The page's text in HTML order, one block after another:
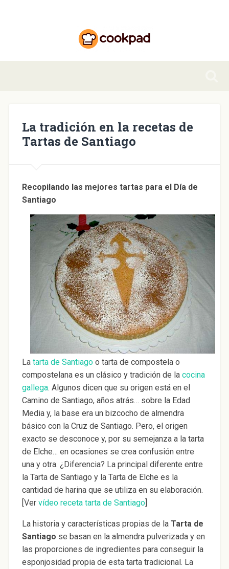
La tradición en la recetas de
Tartas de Santiago
Recopilando las mejores tartas para el Día de
Santiago
La tarta de Santiagoo tarta de compostela o
compostelana es un clásico y tradición de la cocina
gallega. Algunos dicen que su origen está en el
Camino de Santiago, años atrás… sobre la Edad
Media y, la base era un bizcocho de almendra
básico con la Cruz de Santiago. Pero, el origen
exacto se desconoce y, por su semejanza a la tarta
de Elche… en ocasiones se crea confusión entre
una y otra. ¿Diferencia? La principal diferente entre
la Tarta de Santiago y la Tarta de Elche es la
cantidad de harina que se utiliza en su elaboración.
[Ver vídeo receta tarta de Santiago]
La historia y características propias de la Tarta de
Santiago se basan en la almendra pulverizada y en
las proporciones de ingredientes para conseguir la
esponjosidad propia de esta tarta tradicional. La